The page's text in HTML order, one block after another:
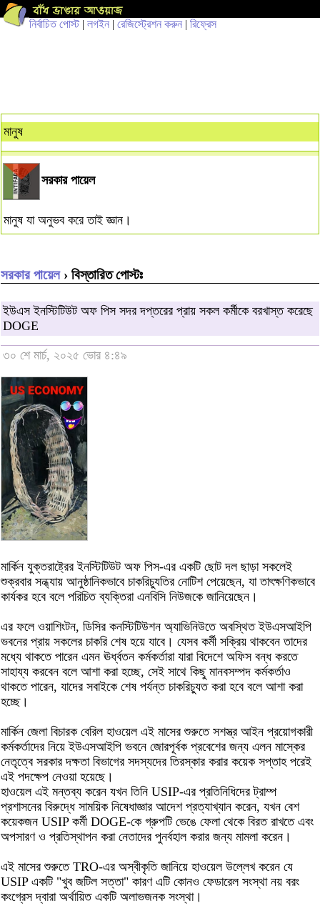
নির্বাচিত পোস্ট| লগইন | রেজিস্ট্রেশন করুন | রিফ্রেস
মানুষ
সরকার পায়েল
মানুষ যা অনুভব করে তাই জ্ঞান।
সরকার পায়েল› বিস্তারিত পোস্টঃ
ইউএস ইনস্টিটিউট অফ পিস সদর দপ্তরের প্রায় সকল কর্মীকে বরখাস্ত করেছে
DOGE
৩০ শে মার্চ, ২০২৫ ভোর ৪:৪৯
মার্কিন যুক্তরাষ্ট্রের ইনস্টিটিউট অফ পিস-এর একটি ছোট দল ছাড়া সকলেই
শুক্রবার সন্ধ্যায় আনুষ্ঠানিকভাবে চাকরিচ্যুতির নোটিশ পেয়েছেন, যা তাৎক্ষণিকভাবে
কার্যকর হবে বলে পরিচিত ব্যক্তিরা এনবিসি নিউজকে জানিয়েছেন।
এর ফলে ওয়াশিংটন, ডিসির কনস্টিটিউশন অ্যাভিনিউতে অবস্থিত ইউএসআইপি
ভবনের প্রায় সকলের চাকরি শেষ হয়ে যাবে। যেসব কর্মী সক্রিয় থাকবেন তাদের
মধ্যে থাকতে পারেন এমন ঊর্ধ্বতন কর্মকর্তারা যারা বিদেশে অফিস বন্ধ করতে
সাহায্য করবেন বলে আশা করা হচ্ছে, সেই সাথে কিছু মানবসম্পদ কর্মকর্তাও
থাকতে পারেন, যাদের সবাইকে শেষ পর্যন্ত চাকরিচ্যুত করা হবে বলে আশা করা
হচ্ছে।
মার্কিন জেলা বিচারক বেরিল হাওয়েল এই মাসের শুরুতে সশস্ত্র আইন প্রয়োগকারী
কর্মকর্তাদের নিয়ে ইউএসআইপি ভবনে জোরপূর্বক প্রবেশের জন্য এলন মাস্কের
নেতৃত্বে সরকার দক্ষতা বিভাগের সদস্যদের তিরস্কার করার কয়েক সপ্তাহ পরেই
এই পদক্ষেপ নেওয়া হয়েছে।
হাওয়েল এই মন্তব্য করেন যখন তিনি USIP-এর প্রতিনিধিদের ট্রাম্প
প্রশাসনের বিরুদ্ধে সাময়িক নিষেধাজ্ঞার আদেশ প্রত্যাখ্যান করেন, যখন বেশ
কয়েকজন USIP কর্মী DOGE-কে গ্রুপটি ভেঙে ফেলা থেকে বিরত রাখতে এবং
অপসারণ ও প্রতিস্থাপন করা নেতাদের পুনর্বহাল করার জন্য মামলা করেন।
এই মাসের শুরুতে TRO-এর অস্বীকৃতি জানিয়ে হাওয়েল উল্লেখ করেন যে
USIP একটি "খুব জটিল সত্তা" কারণ এটি কোনও ফেডারেল সংস্থা নয় বরং
কংগ্রেস দ্বারা অর্থায়িত একটি অলাভজনক সংস্থা।